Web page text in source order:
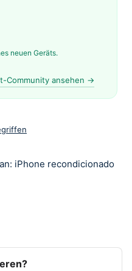
neuen Geräts.
Community ansehen →
iPhone recondicionado